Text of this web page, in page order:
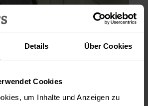
Details Über Cookies
Cookies
um Inhalte und Anzeigen zu